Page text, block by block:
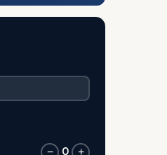
− 0 +